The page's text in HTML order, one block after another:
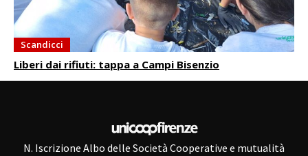
Scandicci
Liberi dai rifiuti: tappa a Campi Bisenzio
N. Iscrizione Albo delle Società Cooperative e mutualità